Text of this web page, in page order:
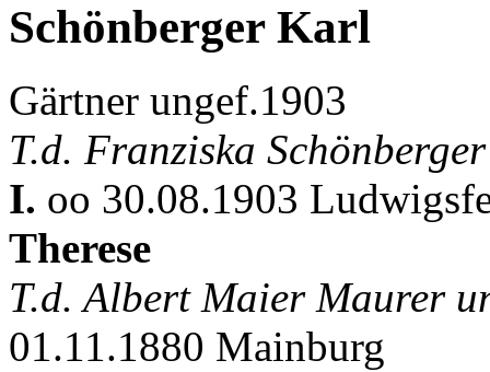
Schönberger Karl
Gärtner ungef.1903
T.d. Franziska
I. oo 30.08.1903
Therese
T.d. Albert Maier Maurer
01.11.1880 Mainburg